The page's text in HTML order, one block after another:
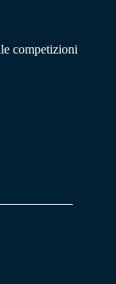
competizioni